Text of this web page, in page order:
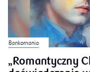
Bankomania
„Romantyczny